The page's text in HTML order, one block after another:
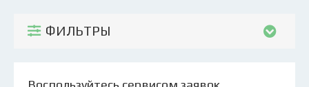
Личный кабинет
ФИЛЬТРЫ